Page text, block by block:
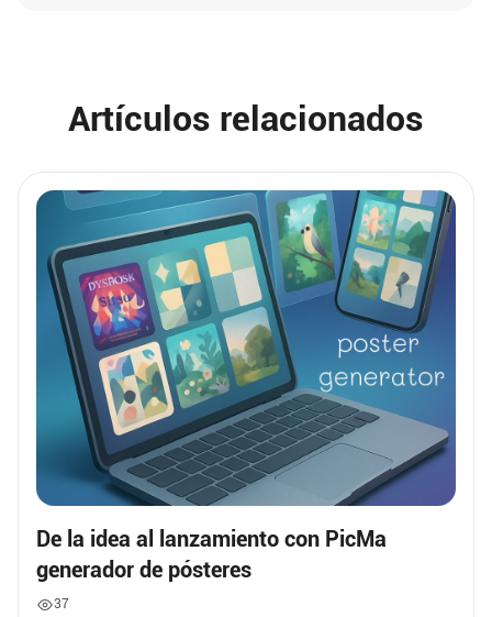
Artículos relacionados
De la idea al lanzamiento con PicMa
generador de pósteres
37